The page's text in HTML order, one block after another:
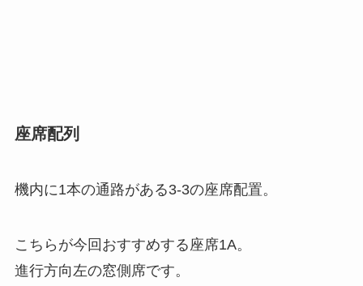
座席配列
機内に1本の通路がある3-3の座席配置。
こちらが今回おすすめする座席1A。
進行方向左の窓側席です。